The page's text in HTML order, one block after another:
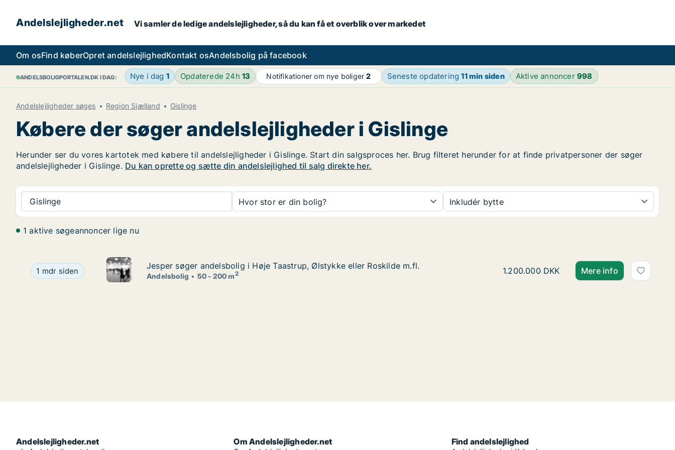
Andelslejligheder.net Vi samler de ledige andelslejligheder, så du kan få et overblik over markedet
Om osFind køberOpret andelslejlighedKontakt osAndelsbolig på facebook
ANDELSBOLIGPORTALEN.DK I DAG: Nye i dag 1 Opdaterede 24h13 Notifikationer om nye boliger2 Seneste opdatering11 min siden Aktive annoncer998
Andelslejligheder søges Region Sjælland Gislinge
Købere der søger andelslejligheder i Gislinge
Herunder ser du vores kartotek med købere til andelslejligheder i Gislinge. Start din salgsproces her. Brug filteret herunder for at finde privatpersoner der søger
andelslejligheder i Gislinge. Du kan oprette og sætte din andelslejlighed til salg direkte her.
Gislinge Hvor stor er din bolig? Inkludér bytte
1 aktive søgeannoncer lige nu
Jesper søger andelsbolig i Høje Taastrup, Ølstykke eller Roskilde m.fl.
1 mdr siden
Jesper søger andelsbolig i Høje Taastrup, Ølstykke eller Roskilde m.fl.
Jesper søger andelsbolig i Høje Taastrup, Ølstykke eller Roskilde m.fl.
Andelsbolig 50 - 200 m2 Jesper søger andelsbolig i Høje Taastrup,
1.200.000 DKK Jesper søger
Mere info
Andelslejligheder.net Om Andelslejligheder.net Find andelslejlighed